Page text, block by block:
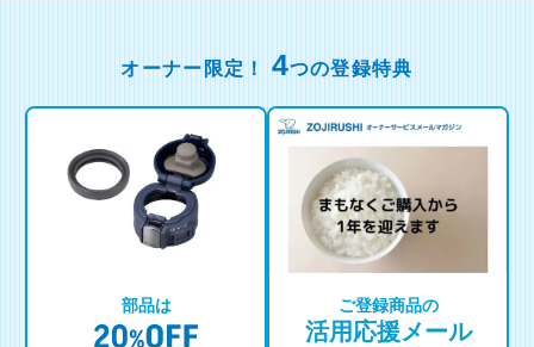
オーナー限定！ 4つの登録特典
部品は ご登録商品の
活用応援メール